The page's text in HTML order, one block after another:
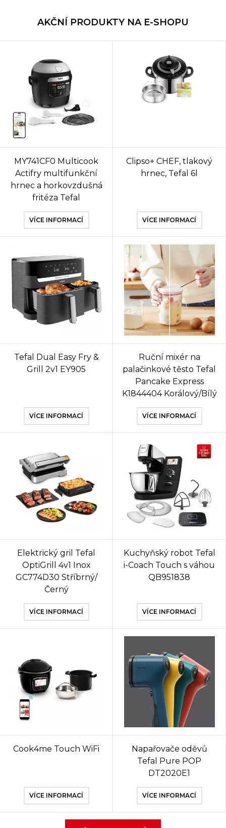
AKČNÍ PRODUKTY NA E-SHOPU
MY741CF0 Multicook
Actifry multifunkční
hrnec a horkovzdušná
fritéza Tefal
VÍCE INFORMACÍ
Clipso+ CHEF, tlakový
hrnec, Tefal 6l
VÍCE INFORMACÍ
Tefal Dual Easy Fry &
Grill 2v1 EY905
VÍCE INFORMACÍ
Ruční mixér na
palačinkové těsto Tefal
Pancake Express
K1844404 Korálový/Bílý
VÍCE INFORMACÍ
Elektrický gril Tefal
OptiGrill 4v1 Inox
GC774D30 Stříbrný/
Černý
VÍCE INFORMACÍ
Kuchyňský robot Tefal
i-Coach Touch s váhou
QB951838
VÍCE INFORMACÍ
Cook4me Touch WiFi
VÍCE INFORMACÍ
Napařovače oděvů
Tefal Pure POP
DT2020E1
VÍCE INFORMACÍ